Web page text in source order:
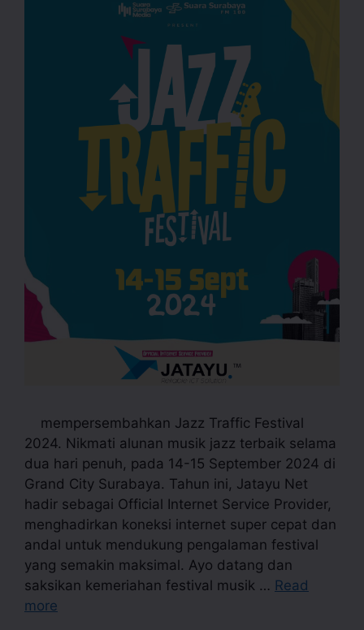
mempersembahkan Jazz Traffic Festival
2024. Nikmati alunan musik jazz terbaik selama
dua hari penuh, pada 14-15 September 2024 di
Grand City Surabaya. Tahun ini, Jatayu Net
hadir sebagai Official Internet Service Provider,
menghadirkan koneksi internet super cepat dan
andal untuk mendukung pengalaman festival
yang semakin maksimal. Ayo datang dan
saksikan kemeriahan festival musik … Read
more